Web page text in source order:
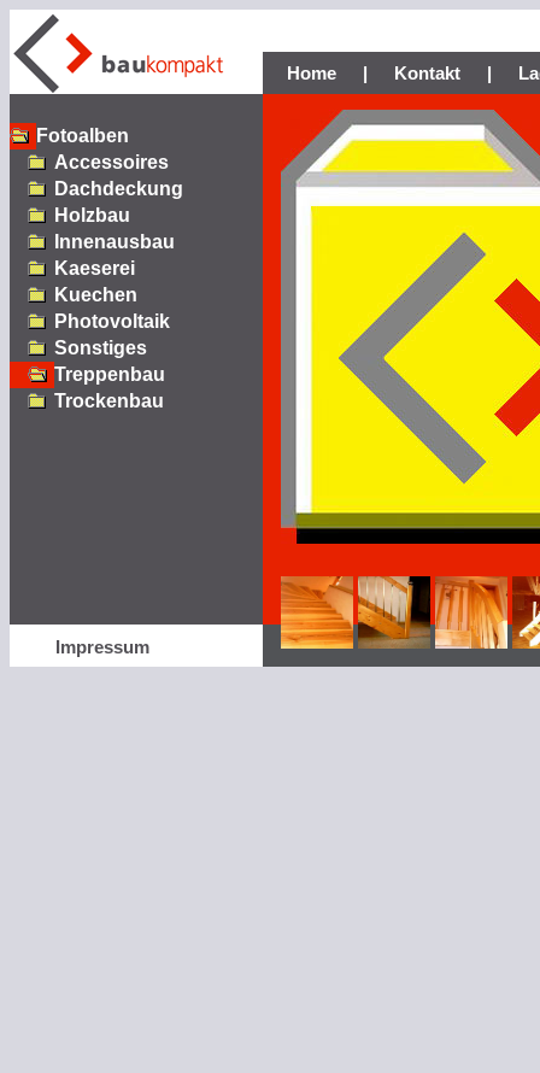
Home | Kontakt |
Fotoalben
Accessoires
Dachdeckung
Holzbau
Innenausbau
Kaeserei
Kuechen
Photovoltaik
Sonstiges
Treppenbau
Trockenbau
Impressum